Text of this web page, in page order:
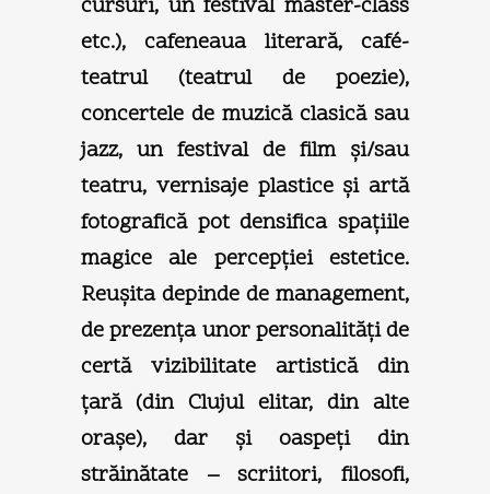
cursuri, un festival master-class
etc.), cafeneaua literară, café-
teatrul (teatrul de poezie),
concertele de muzică clasică sau
jazz, un festival de film şi/sau
teatru, vernisaje plastice şi artă
fotografică pot densifica spaţiile
magice ale percepţiei estetice.
Reuşita depinde de management,
de prezenţa unor personalităţi de
certă vizibilitate artistică din
ţară (din Clujul elitar, din alte
oraşe), dar şi oaspeţi din
străinătate – scriitori, filosofi,